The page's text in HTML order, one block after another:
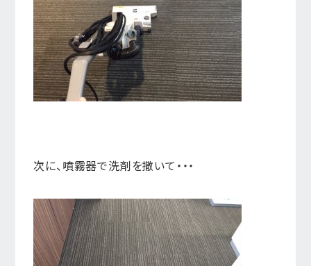
次に、噴霧器で洗剤を撒いて・・・